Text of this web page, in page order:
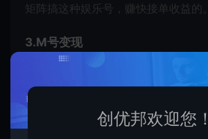
矩阵搞这种娱乐号，赚快接单收益的。
3.M号变现
在我们社群看过一个朋友，一个月做
创优邦欢迎您！